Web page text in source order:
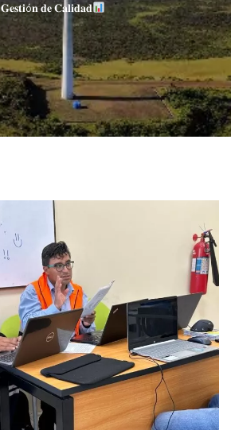
𝐆𝐞𝐬𝐭𝐢ó𝐧 𝐝𝐞 𝐂𝐚𝐥𝐢𝐝𝐚𝐝